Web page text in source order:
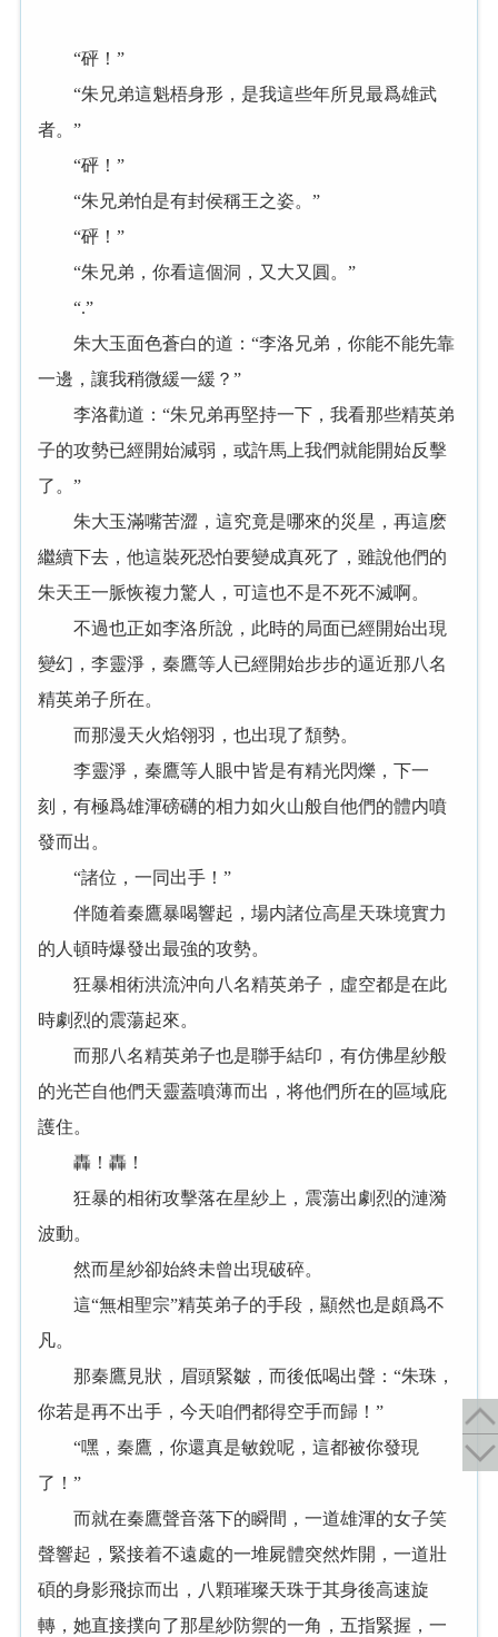
“砰！”
“朱兄弟這魁梧身形，是我這些年所見最爲雄武
者。”
“砰！”
“朱兄弟怕是有封侯稱王之姿。”
“砰！”
“朱兄弟，你看這個洞，又大又圓。”
“.”
朱大玉面色蒼白的道：“李洛兄弟，你能不能先靠
一邊，讓我稍微緩一緩？”
李洛勸道：“朱兄弟再堅持一下，我看那些精英弟
子的攻勢已經開始減弱，或許馬上我們就能開始反擊
了。”
朱大玉滿嘴苦澀，這究竟是哪來的災星，再這麽
繼續下去，他這裝死恐怕要變成真死了，雖說他們的
朱天王一脈恢複力驚人，可這也不是不死不滅啊。
不過也正如李洛所說，此時的局面已經開始出現
變幻，李靈淨，秦鷹等人已經開始步步的逼近那八名
精英弟子所在。
而那漫天火焰翎羽，也出現了頹勢。
李靈淨，秦鷹等人眼中皆是有精光閃爍，下一
刻，有極爲雄渾磅礴的相力如火山般自他們的體内噴
發而出。
“諸位，一同出手！”
伴随着秦鷹暴喝響起，場内諸位高星天珠境實力
的人頓時爆發出最強的攻勢。
狂暴相術洪流沖向八名精英弟子，虛空都是在此
時劇烈的震蕩起來。
而那八名精英弟子也是聯手結印，有仿佛星紗般
的光芒自他們天靈蓋噴薄而出，将他們所在的區域庇
護住。
轟！轟！
狂暴的相術攻擊落在星紗上，震蕩出劇烈的漣漪
波動。
然而星紗卻始終未曾出現破碎。
這“無相聖宗”精英弟子的手段，顯然也是頗爲不
凡。
那秦鷹見狀，眉頭緊皺，而後低喝出聲：“朱珠，
你若是再不出手，今天咱們都得空手而歸！”
“嘿，秦鷹，你還真是敏銳呢，這都被你發現
了！”
而就在秦鷹聲音落下的瞬間，一道雄渾的女子笑
聲響起，緊接着不遠處的一堆屍體突然炸開，一道壯
碩的身影飛掠而出，八顆璀璨天珠于其身後高速旋
轉，她直接撲向了那星紗防禦的一角，五指緊握，一